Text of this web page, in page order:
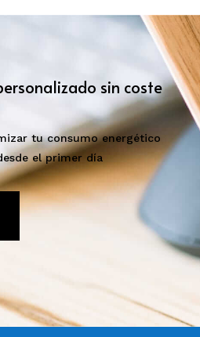
sin coste
tu consumo energético
el primer día